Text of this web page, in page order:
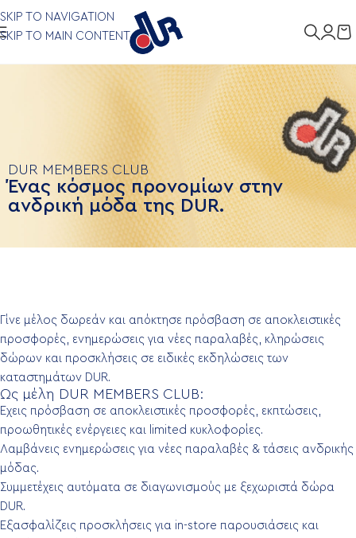
SKIP TO NAVIGATION
SKIP TO MAIN CONTENT
DUR MEMBERS CLUB
Ένας κόσμος προνομίων στην
ανδρική μόδα της DUR.
Γίνε μέλος δωρεάν και απόκτησε πρόσβαση σε αποκλειστικές
προσφορές, ενημερώσεις για νέες παραλαβές, κληρώσεις
δώρων και προσκλήσεις σε ειδικές εκδηλώσεις των
καταστημάτων DUR.
Ως μέλη DUR MEMBERS CLUB:
Έχεις πρόσβαση σε αποκλειστικές προσφορές, εκπτώσεις,
προωθητικές ενέργειες και limited κυκλοφορίες.
Λαμβάνεις ενημερώσεις για νέες παραλαβές & τάσεις ανδρικής
μόδας.
Συμμετέχεις αυτόματα σε διαγωνισμούς με ξεχωριστά δώρα
DUR.
Εξασφαλίζεις προσκλήσεις για in-store παρουσιάσεις και